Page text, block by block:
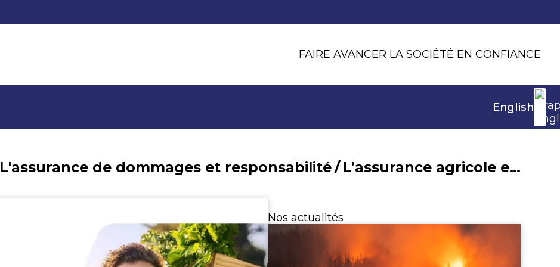
FAIRE AVANCER LA SOCIÉTÉ EN CONFIANCE
English
L'assurance de dommages et responsabilité/ L’assurance agricole en 2023
Nos actualités